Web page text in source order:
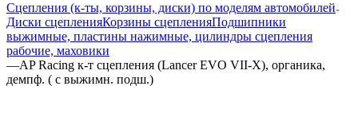
Сцепления (к-ты, корзины, диски) по моделям автомобилей
Диски сцепленияКорзины сцепленияПодшипники
выжимные, пластины нажимные, цилиндры сцепления
рабочие, маховики
—AP Racing к-т сцепления (Lancer EVO VII-X), органика,
демпф. ( с выжимн. подш.)